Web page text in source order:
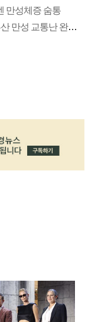
만성체증 숨통
장낙·엄궁대교도 내년 3월 착공 목표…서부산 만성 교통난 완화 속도